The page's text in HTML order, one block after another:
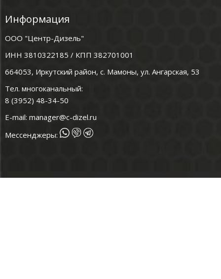
Информация
ООО "Центр-Дизель"
ИНН 3810322185 / КПП 382701001
664053, Иркутский район, с. Мамоны, ул. Ангарская, 53
Тел. многоканальный:
8 (3952) 48-34-50
E-mail: manager@c-dizel.ru
Мессенджеры: